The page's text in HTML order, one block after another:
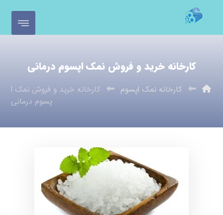
کارخانه خرید و فروش نمک اپسوم درمانی
کارخانه نمک اپسوم
کارخانه خرید و فروش نمک ا
پسوم درمانی